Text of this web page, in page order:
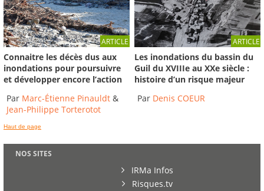
ARTICLE
Connaitre les décès dus aux
inondations pour poursuivre
et développer encore l’action
Par Marc-Étienne Pinauldt &
Jean-Philippe Torterotot
ARTICLE
Les inondations du bassin du
Guil du XVIIIe au XXe siècle :
histoire d’un risque majeur
Par Denis COEUR
Haut de page
NOS SITES
IRMa Infos
Risques.tv